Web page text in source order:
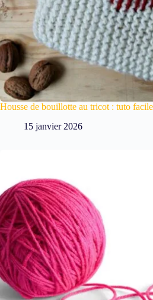
Housse de bouillotte au tricot : tuto
15 janvier 2026